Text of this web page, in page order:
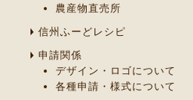
農産物直売所
信州ふーどレシピ
申請関係
デザイン・ロゴについて
各種申請・様式について